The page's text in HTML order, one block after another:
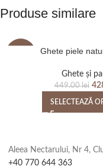
Produse similare
Ghete piele
Ghete și
449.00lei
SELECTEAZĂ
Aleea Nectarului, Nr 4,
+40 770 644 363